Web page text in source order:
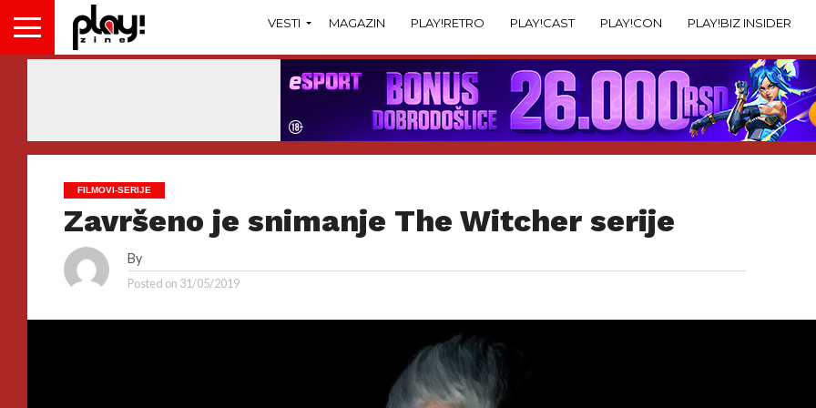
VESTI MAGAZIN PLAY!RETRO PLAY!CAST PLAY!CON PLAY!BIZ INSIDER
FILMOVI-SERIJE
Završeno je snimanje The Witcher serije
By
Posted on 31/05/2019